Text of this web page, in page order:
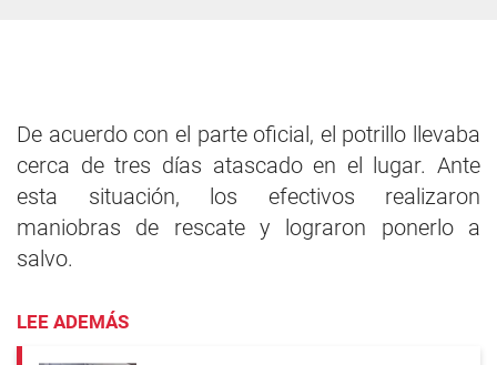
De acuerdo con el parte oficial, el potrillo llevaba
cerca de tres días atascado en el lugar. Ante
esta situación, los efectivos realizaron
maniobras de rescate y lograron ponerlo a
salvo.
LEE ADEMÁS